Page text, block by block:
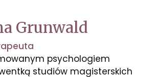
Grunwald
psychologiem
studiów magisterskich